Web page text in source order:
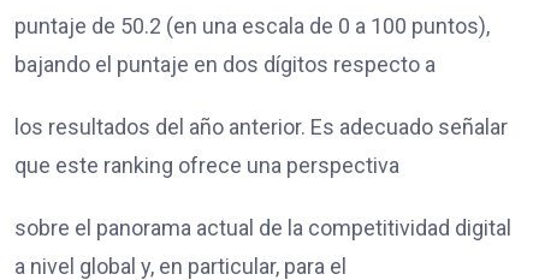
puntaje de 50.2 (en una escala de 0 a 100 puntos),
bajando el puntaje en dos dígitos respecto a
los resultados del año anterior. Es adecuado señalar
que este ranking ofrece una perspectiva
sobre el panorama actual de la competitividad digital
a nivel global y, en particular, para el